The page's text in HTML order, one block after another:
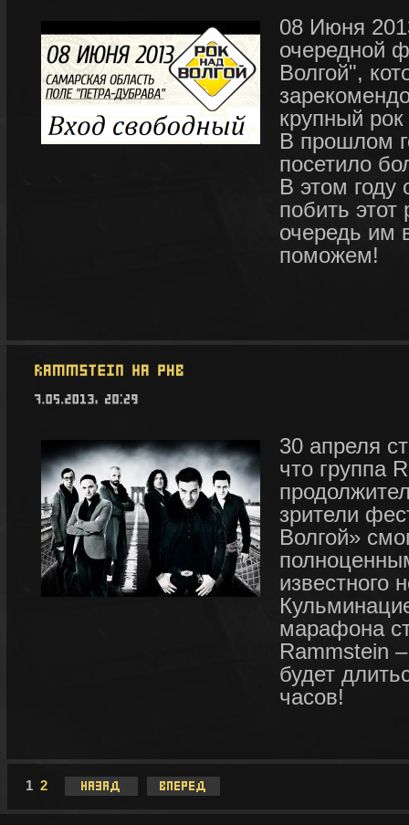
08 Июня
очередной
Волгой",
крупный
В прошлом
посетило
В этом году
побить
очередь им
поможем!
30 апреля
что группа
зрители
Волгой»
известного
марафона
Rammstein
будет
часов!
1 2